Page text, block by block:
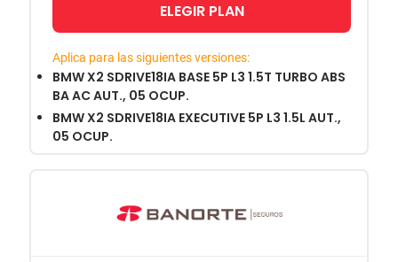
ELEGIR PLAN
Aplica para las siguientes versiones:
BMW X2 SDRIVE18IA BASE 5P L3 1.5T TURBO ABS
BA AC AUT., 05 OCUP.
BMW X2 SDRIVE18IA EXECUTIVE 5P L3 1.5L AUT.,
05 OCUP.